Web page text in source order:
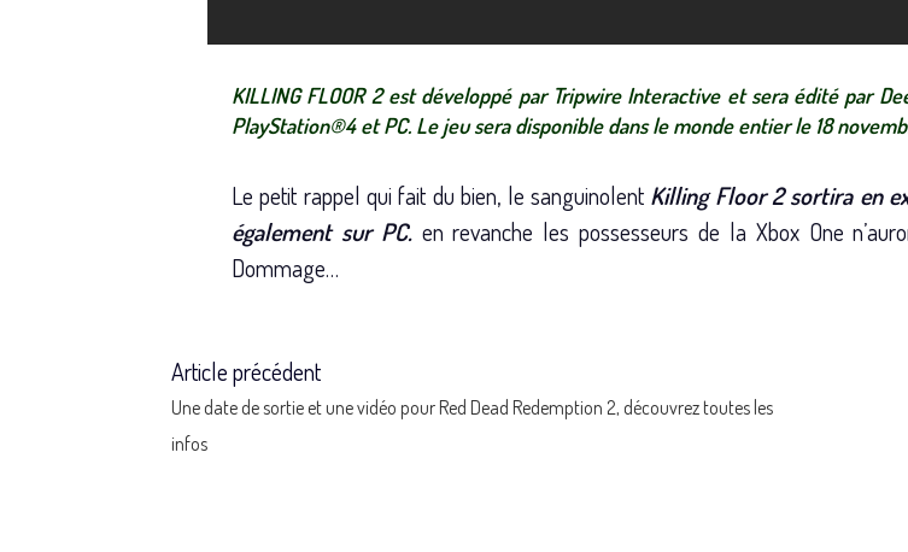
KILLING FLOOR 2 est développé par Tripwire Interactive et sera édité par
PlayStation®4 et PC. Le jeu sera disponible dans le monde entier le 18
Le petit rappel qui fait du bien, le sanguinolent Killing Floor 2 sortira en
également sur PC.en revanche les possesseurs de la Xbox One
Dommage…
Read
Article précédent
Une date de sortie et une vidéo pour Red Dead Redemption 2, découvrez toutes les
infos